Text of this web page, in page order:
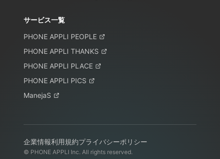
サービス一覧
PHONE APPLI PEOPLE
PHONE APPLI THANKS
PHONE APPLI PLACE
PHONE APPLI PICS
ManejaS
企業情報利用規約プライバシーポリシー
© PHONE APPLI Inc. All rights reserved.